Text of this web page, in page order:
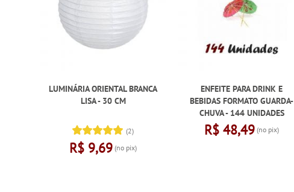
LUMINÁRIA ORIENTAL BRANCA
LISA - 30 CM
(2)
R$ 9,69 (no pix)
ENFEITE PARA DRINK E
BEBIDAS FORMATO GUARDA-
CHUVA - 144 UNIDADES
R$ 48,49 (no pix)